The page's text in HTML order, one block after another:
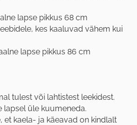
lapse pikkus 68 cm
kes kaaluvad vähem kui
lapse pikkus 86 cm
tulest või lahtistest leekidest.
lapsel üle kuumeneda.
et kaela- ja käeavad on kindlalt